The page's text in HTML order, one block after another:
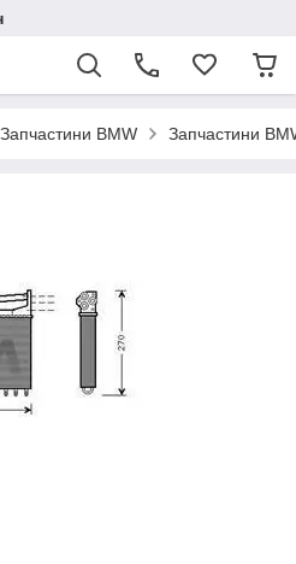
Запчастини BMW Запчастини